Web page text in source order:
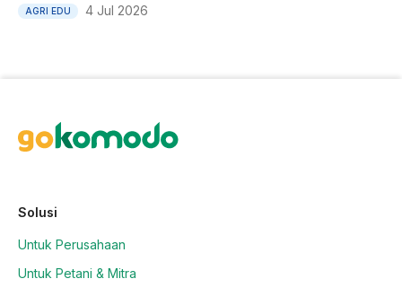
AGRI EDU 4 Jul 2026
Solusi
Untuk Perusahaan
Untuk Petani & Mitra